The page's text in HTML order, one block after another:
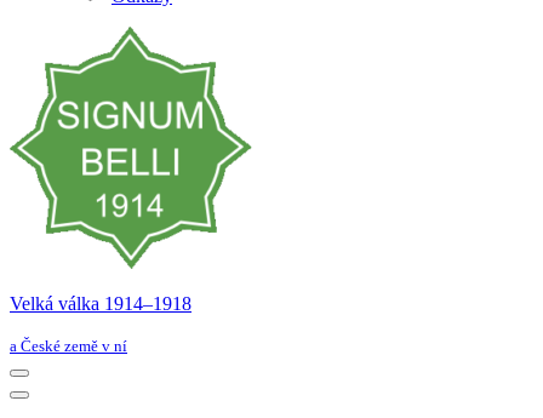
Velká válka 1914–⁠⁠⁠⁠⁠⁠1918
a České země v ní
Navigační
menu
Navigační